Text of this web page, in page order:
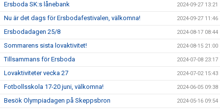
Ersboda SK:s lånebank 2024-09-27 13:21
Nu är det dags för Ersbodafestivalen, välkomna! 2024-09-27 11:46
Ersbodadagen 25/8 2024-08-17 08:44
Sommarens sista lovaktivitet! 2024-08-15 21:00
Tillsammans för Ersboda 2024-07-08 23:17
Lovaktiviteter vecka 27 2024-07-02 15:43
Fotbollsskola 17-20 juni, välkomna! 2024-06-05 09:38
Besök Olympiadagen på Skeppsbron 2024-05-16 09:54